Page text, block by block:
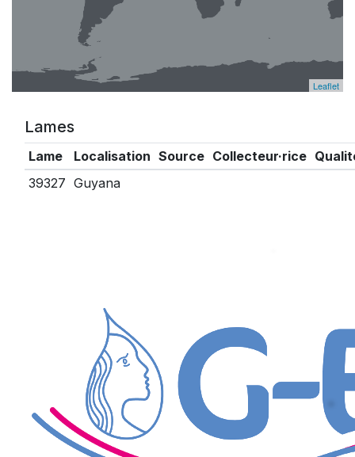
Leaflet
Lames
Lame Localisation Source Collecteur·rice
39327 Guyana